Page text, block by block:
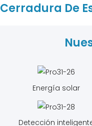
Cerradura De
Energía solar
Detección